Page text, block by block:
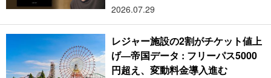
2026.07.29
レジャー施設の2割がチケット値上
げ―帝国データ : フリーパス5000
円超え、変動料金導入進む